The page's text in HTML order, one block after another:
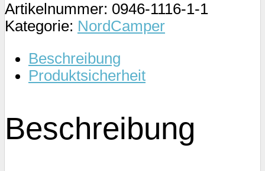
Camping-
Guide
Menge
Artikelnummer: 0946-1116-1-1
Kategorie: NordCamper
Beschreibung
Produktsicherheit
Beschreibung